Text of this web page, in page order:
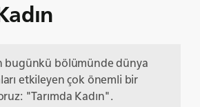
bugünkü bölümünde dünya
etkileyen çok önemli bir
"Tarımda Kadın".